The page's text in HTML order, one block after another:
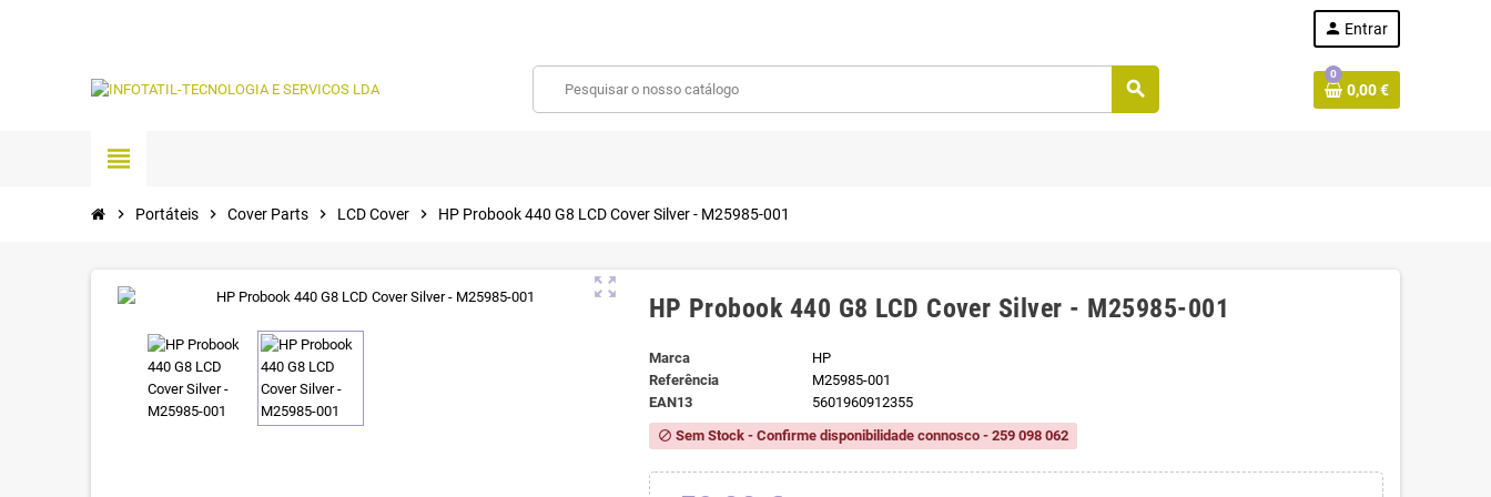
person Entrar
search
0
0,00 €
view_headline
chevron_right Portáteis chevron_right Cover Parts chevron_right LCD Cover chevron_right HP Probook 440 G8 LCD Cover Silver - M25985-001
zoom_out_map
HP Probook 440 G8 LCD Cover Silver - M25985-001
Marca
HP
Referência
M25985-001
EAN13
5601960912355
block Sem Stock - Confirme disponibilidade connosco - 259 098 062